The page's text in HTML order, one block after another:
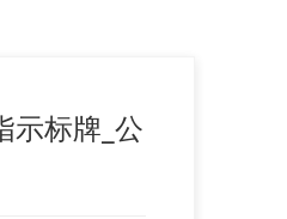
示标牌_公